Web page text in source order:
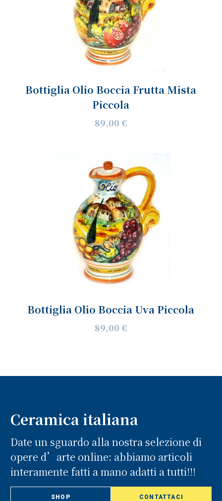
Bottiglia Olio Boccia Frutta Mista
Piccola
89,00 €
Bottiglia Olio Boccia Uva Piccola
89,00 €
Ceramica italiana
Date un sguardo alla nostra selezione di
opere d’arte online: abbiamo articoli
interamente fatti a mano adatti a tutti!!!
SHOP CONTATTACI